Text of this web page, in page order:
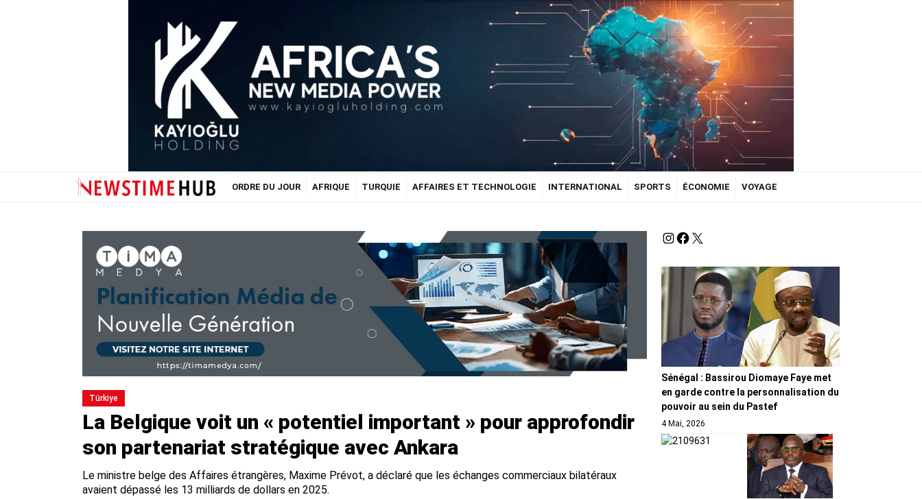
ORDRE DU JOUR AFRIQUE TURQUIE AFFAIRES ET TECHNOLOGIE INTERNATIONAL SPORTS ÉCONOMIE VOYAGE
Türki̇ye
La Belgique voit un « potentiel important » pour approfondir
son partenariat stratégique avec Ankara
Le ministre belge des Affaires étrangères, Maxime Prévot, a déclaré que les échanges commerciaux bilatéraux
avaient dépassé les 13 milliards de dollars en 2025.
Sénégal : Bassirou Diomaye Faye met
en garde contre la personnalisation du
pouvoir au sein du Pastef
4 Mai, 2026